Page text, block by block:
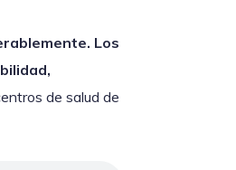
Los
de salud de